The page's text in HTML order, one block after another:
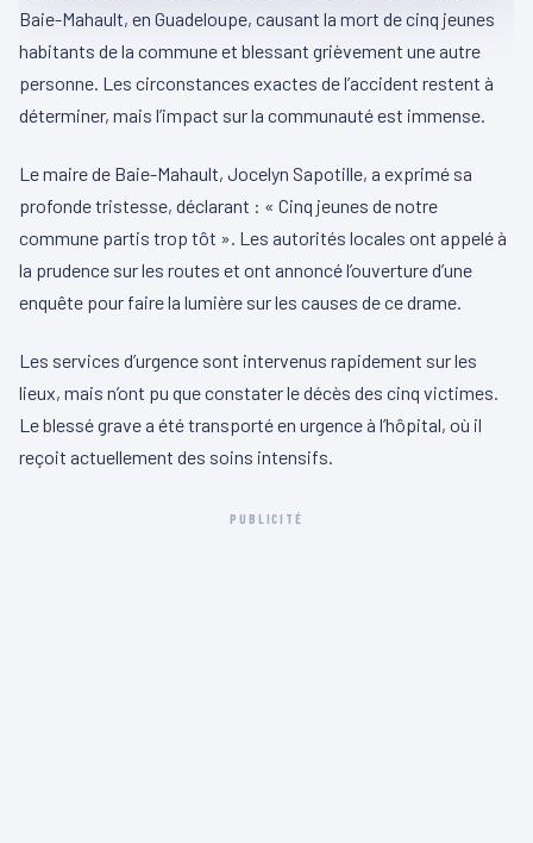
Baie-Mahault, en Guadeloupe, causant la mort de cinq jeunes
habitants de la commune et blessant grièvement une autre
personne. Les circonstances exactes de l’accident restent à
déterminer, mais l’impact sur la communauté est immense.
Le maire de Baie-Mahault, Jocelyn Sapotille, a exprimé sa
profonde tristesse, déclarant : « Cinq jeunes de notre
commune partis trop tôt ». Les autorités locales ont appelé à
la prudence sur les routes et ont annoncé l’ouverture d’une
enquête pour faire la lumière sur les causes de ce drame.
Les services d’urgence sont intervenus rapidement sur les
lieux, mais n’ont pu que constater le décès des cinq victimes.
Le blessé grave a été transporté en urgence à l’hôpital, où il
reçoit actuellement des soins intensifs.
PUBLICITÉ